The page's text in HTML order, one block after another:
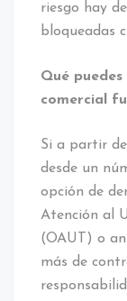
riesgo hay
bloqueadas
Qué
comercial
Si a partir
desde un
opción de
Atención al
(OAUT) o
más de